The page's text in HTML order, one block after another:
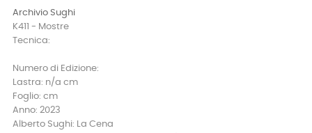
Archivio Sughi
K411 - Mostre
Tecnica:
Numero di Edizione:
Lastra: n/a cm
Foglio: cm
Anno: 2023
Alberto Sughi: La Cena